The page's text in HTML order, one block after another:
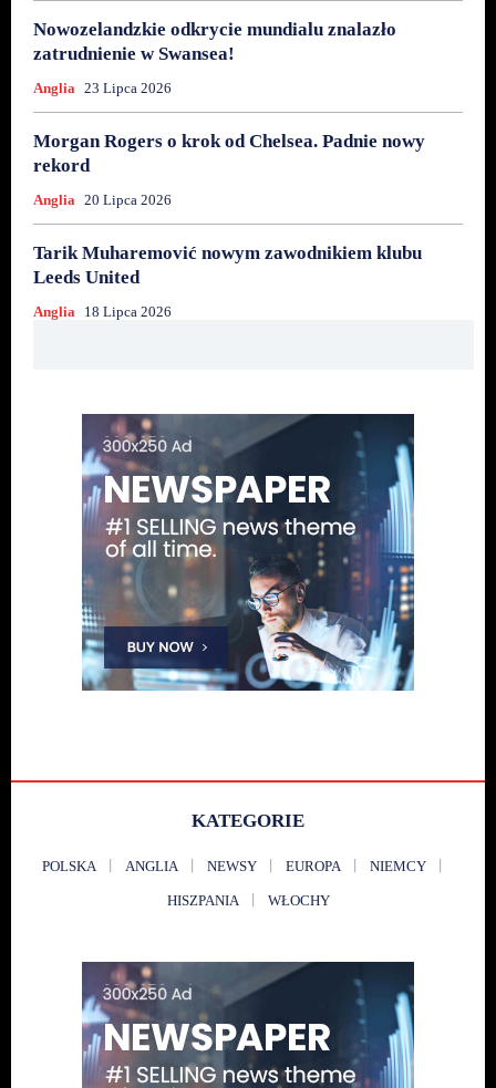
Nowozelandzkie odkrycie mundialu znalazło
zatrudnienie w Swansea!
Anglia 23 Lipca 2026
Morgan Rogers o krok od Chelsea. Padnie nowy
rekord
Anglia 20 Lipca 2026
Tarik Muharemović nowym zawodnikiem klubu
Leeds United
Anglia 18 Lipca 2026
KATEGORIE
POLSKA ANGLIA NEWSY EUROPA NIEMCY
HISZPANIA WŁOCHY